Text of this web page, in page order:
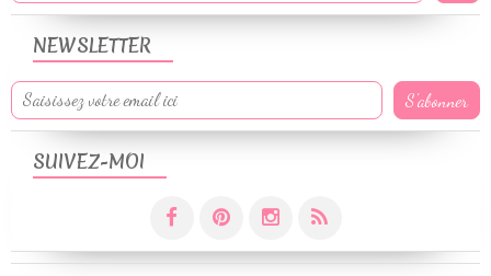
NEWSLETTER
SUIVEZ-MOI